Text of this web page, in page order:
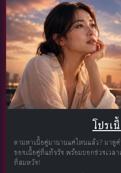
โปรเ
ตามหาเนื้อคู่มานานแค่ไหนแล้ว? มาดู
ของเนื้อคู่ที่แท้จริง พร้อมบอกช่วงเวล
ที่สมหวัง!